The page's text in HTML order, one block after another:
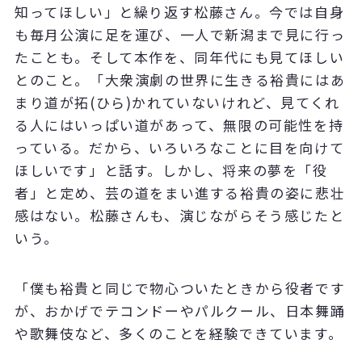
知ってほしい」と繰り返す松藤さん。今では自身
も毎月公演に足を運び、一人で新潟まで見に行っ
たことも。そして本作を、同年代にも見てほしい
とのこと。「大衆演劇の世界に生きる裕貴にはあ
まり道が拓(ひら)かれていないけれど、見てくれ
る人にはいっぱい道があって、無限の可能性を持
っている。だから、いろいろなことに目を向けて
ほしいです」と話す。しかし、将来の夢を「役
者」と定め、芸の道をまい進する裕貴の姿に悲壮
感はない。松藤さんも、演じながらそう感じたと
いう。
「僕も裕貴と同じで物心ついたときから役者です
が、おかげでテコンドーやパルクール、日本舞踊
や歌舞伎など、多くのことを経験できています。